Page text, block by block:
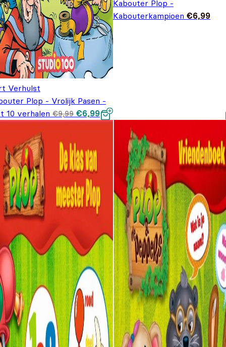
Verhulst
Plop - Vrolijk Pasen -
10 verhalen €9,99 Oorspronkelijke
prijs was:
€6,99Huidige
prijs is:
Kabouter Plop -
Kabouterkampioen €6,99